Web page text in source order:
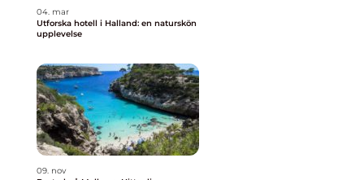
04. mar
Utforska hotell i Halland: en naturskön
upplevelse
09. nov